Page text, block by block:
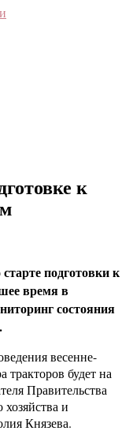
к
подготовки к
время в
состояния
весенне-
тракторов будет на
Правительства
и
Князева.